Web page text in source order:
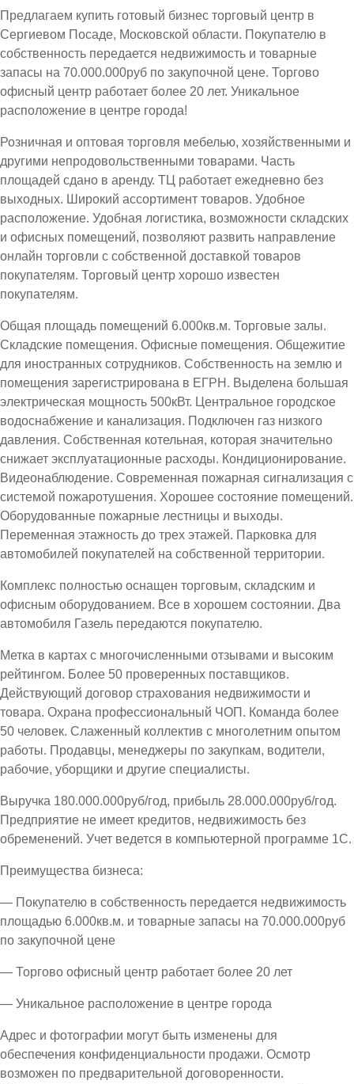
Предлагаем купить готовый бизнес торговый центр в
Сергиевом Посаде, Московской области. Покупателю в
собственность передается недвижимость и товарные
запасы на 70.000.000руб по закупочной цене. Торгово
офисный центр работает более 20 лет. Уникальное
расположение в центре города!
Розничная и оптовая торговля мебелью, хозяйственными и
другими непродовольственными товарами. Часть
площадей сдано в аренду. ТЦ работает ежедневно без
выходных. Широкий ассортимент товаров. Удобное
расположение. Удобная логистика, возможности складских
и офисных помещений, позволяют развить направление
онлайн торговли с собственной доставкой товаров
покупателям. Торговый центр хорошо известен
покупателям.
Общая площадь помещений 6.000кв.м. Торговые залы.
Складские помещения. Офисные помещения. Общежитие
для иностранных сотрудников. Собственность на землю и
помещения зарегистрирована в ЕГРН. Выделена большая
электрическая мощность 500кВт. Центральное городское
водоснабжение и канализация. Подключен газ низкого
давления. Собственная котельная, которая значительно
снижает эксплуатационные расходы. Кондиционирование.
Видеонаблюдение. Современная пожарная сигнализация с
системой пожаротушения. Хорошее состояние помещений.
Оборудованные пожарные лестницы и выходы.
Переменная этажность до трех этажей. Парковка для
автомобилей покупателей на собственной территории.
Комплекс полностью оснащен торговым, складским и
офисным оборудованием. Все в хорошем состоянии. Два
автомобиля Газель передаются покупателю.
Метка в картах с многочисленными отзывами и высоким
рейтингом. Более 50 проверенных поставщиков.
Действующий договор страхования недвижимости и
товара. Охрана профессиональный ЧОП. Команда более
50 человек. Слаженный коллектив с многолетним опытом
работы. Продавцы, менеджеры по закупкам, водители,
рабочие, уборщики и другие специалисты.
Выручка 180.000.000руб/год, прибыль 28.000.000руб/год.
Предприятие не имеет кредитов, недвижимость без
обременений. Учет ведется в компьютерной программе 1С.
Преимущества бизнеса:
— Покупателю в собственность передается недвижимость
площадью 6.000кв.м. и товарные запасы на 70.000.000руб
по закупочной цене
— Торгово офисный центр работает более 20 лет
— Уникальное расположение в центре города
Адрес и фотографии могут быть изменены для
обеспечения конфиденциальности продажи. Осмотр
возможен по предварительной договоренности.